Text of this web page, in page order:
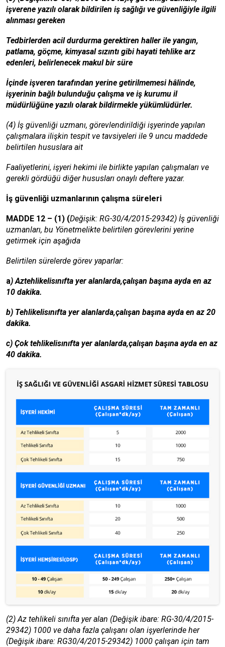
işverene yazılı olarak bildirilen iş sağlığı ve güvenliğiyle ilgili
alınması gereken
Tedbirlerden acil durdurma gerektiren haller ile yangın,
patlama, göçme, kimyasal sızıntı gibi hayati tehlike arz
edenleri, belirlenecek makul bir süre
İçinde işveren tarafından yerine getirilmemesi hâlinde,
işyerinin bağlı bulunduğu çalışma ve iş kurumu il
müdürlüğüne yazılı olarak bildirmekle yükümlüdürler.
(4) İş güvenliği uzmanı, görevlendirildiği işyerinde yapılan
çalışmalara ilişkin tespit ve tavsiyeleri ile 9 uncu maddede
belirtilen hususlara ait
Faaliyetlerini, işyeri hekimi ile birlikte yapılan çalışmaları ve
gerekli gördüğü diğer hususları onaylı deftere yazar.
İş güvenliği uzmanlarının çalışma süreleri
MADDE 12 – (1) (Değişik: RG-30/4/2015-29342) İş güvenliği
uzmanları, bu Yönetmelikte belirtilen görevlerini yerine
getirmek için aşağıda
Belirtilen sürelerde görev yaparlar:
a) Aztehlikelisınıfta yer alanlarda,çalışan başına ayda en az
10 dakika.
b) Tehlikelisınıfta yer alanlarda,çalışan başına ayda en az 20
dakika.
c) Çok tehlikelisınıfta yer alanlarda,çalışan başına ayda en az
40 dakika.
(2) Az tehlikeli sınıfta yer alan (Değişik ibare: RG-30/4/2015-
29342) 1000 ve daha fazla çalışanı olan işyerlerinde her
(Değişik ibare: RG30/4/2015-29342) 1000 çalışan için tam